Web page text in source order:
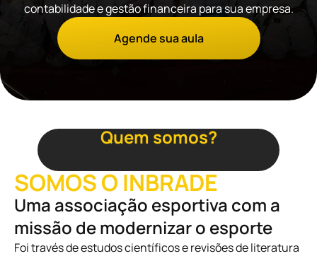
contabilidade e gestão financeira para sua empresa.
Agende sua aula
Quem somos?
SOMOS O INBRADE
Uma associação esportiva com a
missão de modernizar o esporte
Foi través de estudos científicos e revisões de literatura